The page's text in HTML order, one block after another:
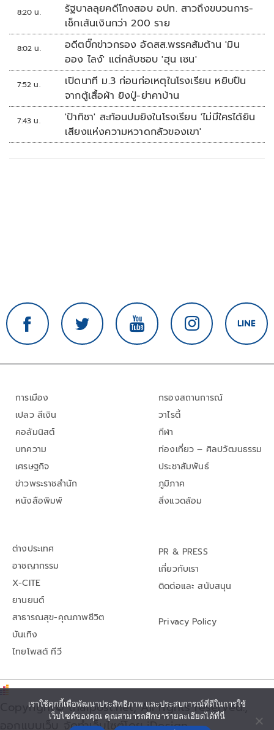
8:20 น.
รัฐบาลลุยคดีโกงสอบ อปท. สาวถึงขบวนการ-
เช็กเส้นเงินกว่า 200 ราย
8:02 น.
อดีตบิ๊กข่าวกรอง อัดสส.พรรคส้มต้าน 'มิน
ออง ไลง์' แต่กลับชอบ 'ฮุน เซน'
7:52 น.
เปิดนาที ม.3 ก่อนก่อเหตุในโรงเรียน หยิบปืน
จากตู้เสื้อผ้า ยิงปู่-ย่าคาบ้าน
7:43 น.
'ป้าทิชา' สะท้อนปมยิงในโรงเรียน 'ไม่มีใครได้ยิน
เสียงแห่งความหวาดกลัวของเขา'
การเมือง
เปลว สีเงิน
คอลัมนิสต์
บทความ
เศรษฐกิจ
ข่าวพระราชสำนัก
หนังสือพิมพ์
กรองสถานการณ์
วาไรตี้
กีฬา
ท่องเที่ยว – ศิลปวัฒนธรรม
ประชาสัมพันธ์
ภูมิภาค
สิ่งแวดล้อม
ต่างประเทศ
อาชญากรรม
X-CITE
ยานยนต์
สาธารณสุข-คุณภาพชีวิต
บันเทิง
ไทยโพสต์ ทีวี
PR & PRESS
เกี่ยวกับเรา
ติดต่อและ สนับสนุน
Privacy Policy
Copyright© thaipost.net, All rights reserved.,
ออกแบบเว็บ จัดทำเว็บไซต์โดย iDesign
เราใช้คุกกี้เพื่อพัฒนาประสิทธิภาพ และประสบการณ์ที่ดีในการใช้
เว็บไซต์ของคุณ คุณสามารถศึกษารายละเอียดได้ที่นี่